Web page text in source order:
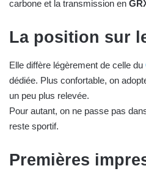
carbone et la transmission en
La position sur
Elle diffère légèrement de celle du
dédiée. Plus confortable, on
un peu plus relevée.
Pour autant, on ne passe pas
reste sportif.
Premières